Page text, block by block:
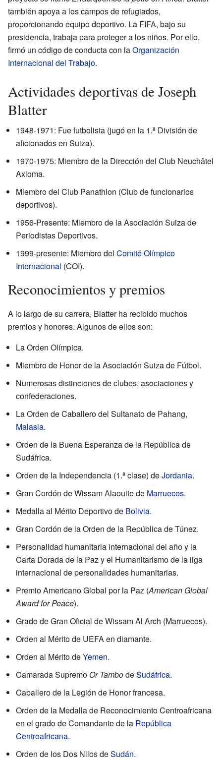
también apoya a los campos de refugiados,
proporcionando equipo deportivo. La FIFA, bajo su
presidencia, trabaja para proteger a los niños. Por ello,
firmó un código de conducta con laOrganización
Internacional del Trabajo.
Actividades deportivas de Joseph
Blatter
1948-1971: Fue futbolista (jugó en la 1.ª División de
aficionados en Suiza).
1970-1975: Miembro de la Dirección del Club Neuchâtel
Axioma.
Miembro del Club Panathlon (Club de funcionarios
deportivos).
1956-Presente: Miembro de la Asociación Suiza de
Periodistas Deportivos.
1999-presente: Miembro del Comité Olímpico
Internacional (COI).
Reconocimientos y premios
A lo largo de su carrera, Blatter ha recibido muchos
premios y honores. Algunos de ellos son:
La Orden Olímpica.
Miembro de Honor de la Asociación Suiza de Fútbol.
Numerosas distinciones de clubes, asociaciones y
confederaciones.
La Orden de Caballero del Sultanato de Pahang,
Malasia.
Orden de la Buena Esperanza de la República de
Sudáfrica.
Orden de la Independencia (1.ª clase) deJordania.
Gran Cordón de Wissam Alaouite de Marruecos.
Medalla al Mérito Deportivo de Bolivia.
Gran Cordón de la Orden de la República de Túnez.
Personalidad humanitaria internacional del año y la
Carta Dorada de la Paz y el Humanitarismo de la liga
internacional de personalidades humanitarias.
Premio Americano Global por la Paz (American Global
Award for Peace).
Grado de Gran Oficial de Wissam Al Arch (Marruecos).
Orden al Mérito de UEFA en diamante.
Orden al Mérito deYemen.
Camarada Supremo Or TambodeSudáfrica.
Caballero de la Legión de Honor francesa.
Orden de la Medalla de Reconocimiento Centroafricana
en el grado de Comandante de la República
Centroafricana.
Orden de los Dos Nilos deSudán.